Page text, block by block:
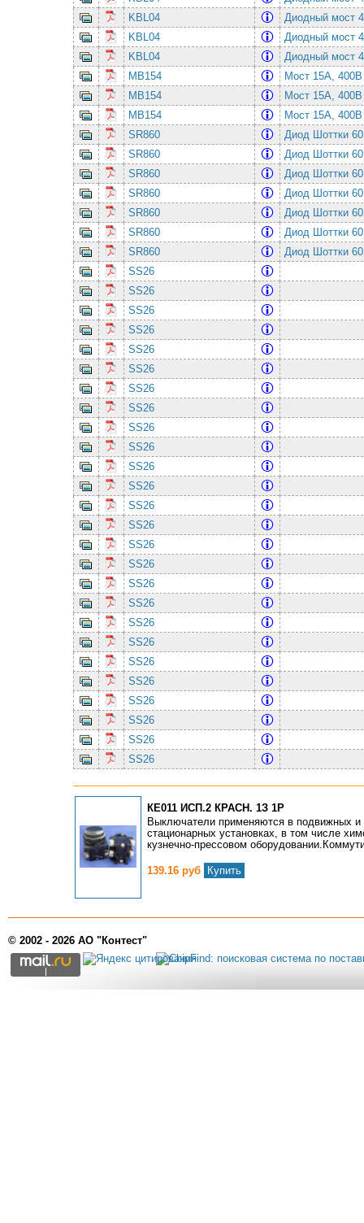
KBL04
Диодный мост
KBL04
Диодный мост
KBL04
Диодный мост
MB154
Мост 15А,
MB154
Мост 15А,
MB154
Мост 15А,
SR860
Диод Шоттки
SR860
Диод Шоттки
SR860
Диод Шоттки
SR860
Диод Шоттки
SR860
Диод Шоттки
SR860
Диод Шоттки
SR860
Диод Шоттки
SS26
SS26
SS26
SS26
SS26
SS26
SS26
SS26
SS26
SS26
SS26
SS26
SS26
SS26
SS26
SS26
SS26
SS26
SS26
SS26
SS26
SS26
SS26
SS26
SS26
SS26
КЕ011 ИСП.2 КРАСН. 1З 1Р
Выключатели применяются в подвижных
стационарных установках, в том числе
кузнечно-прессовом
139.16 руб Купить
© 2002 - 2026 АО "Контест"